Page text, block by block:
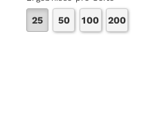
25 50 100 200